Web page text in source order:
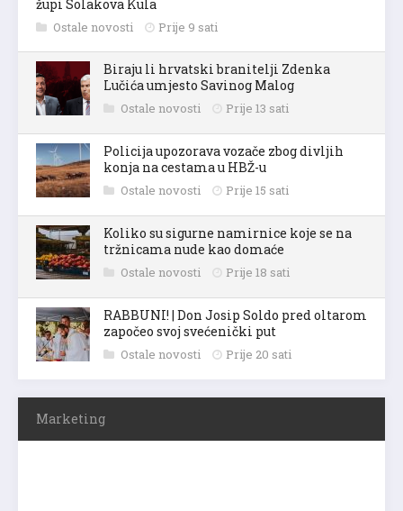
župi Solakova Kula
Ostale novosti Prije 9 sati
Biraju li hrvatski branitelji Zdenka
Lučića umjesto Savinog Malog
Ostale novosti Prije 13 sati
Policija upozorava vozače zbog divljih
konja na cestama u HBŽ-u
Ostale novosti Prije 15 sati
Koliko su sigurne namirnice koje se na
tržnicama nude kao domaće
Ostale novosti Prije 18 sati
RABBUNI! | Don Josip Soldo pred oltarom
započeo svoj svećenički put
Ostale novosti Prije 20 sati
Marketing